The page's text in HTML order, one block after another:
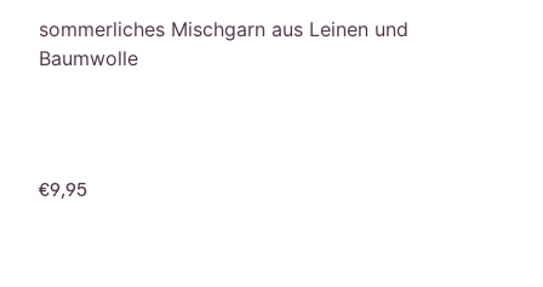
sommerliches Mischgarn aus Leinen und
Baumwolle
€9,95